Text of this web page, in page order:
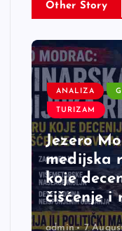
Other Story
ANALIZA
TURIZAM
Jezero
medijska
koje
čišćenje i
admin 7